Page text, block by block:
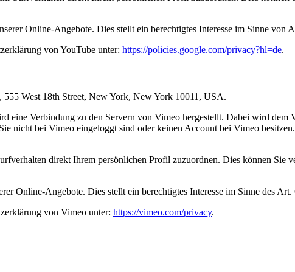
Online-Angebote. Dies stellt ein berechtigtes Interesse im Sinne
von YouTube unter: https://policies.google.com/privacy?hl=de.
West 18th Street, New York, New York 10011, USA.
eine Verbindung zu den Servern von Vimeo hergestellt. Dabei wird dem
nicht bei Vimeo eingeloggt sind oder keinen Account bei Vimeo
direkt Ihrem persönlichen Profil zuzuordnen. Dies können Sie
Online-Angebote. Dies stellt ein berechtigtes Interesse im Sinne des
von Vimeo unter: https://vimeo.com/privacy.